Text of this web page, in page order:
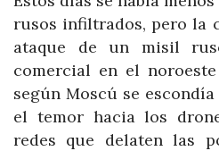
rusos infiltrados, pero la
ataque de un misil
comercial en el
según Moscú se
el temor hacia los
redes que delaten las